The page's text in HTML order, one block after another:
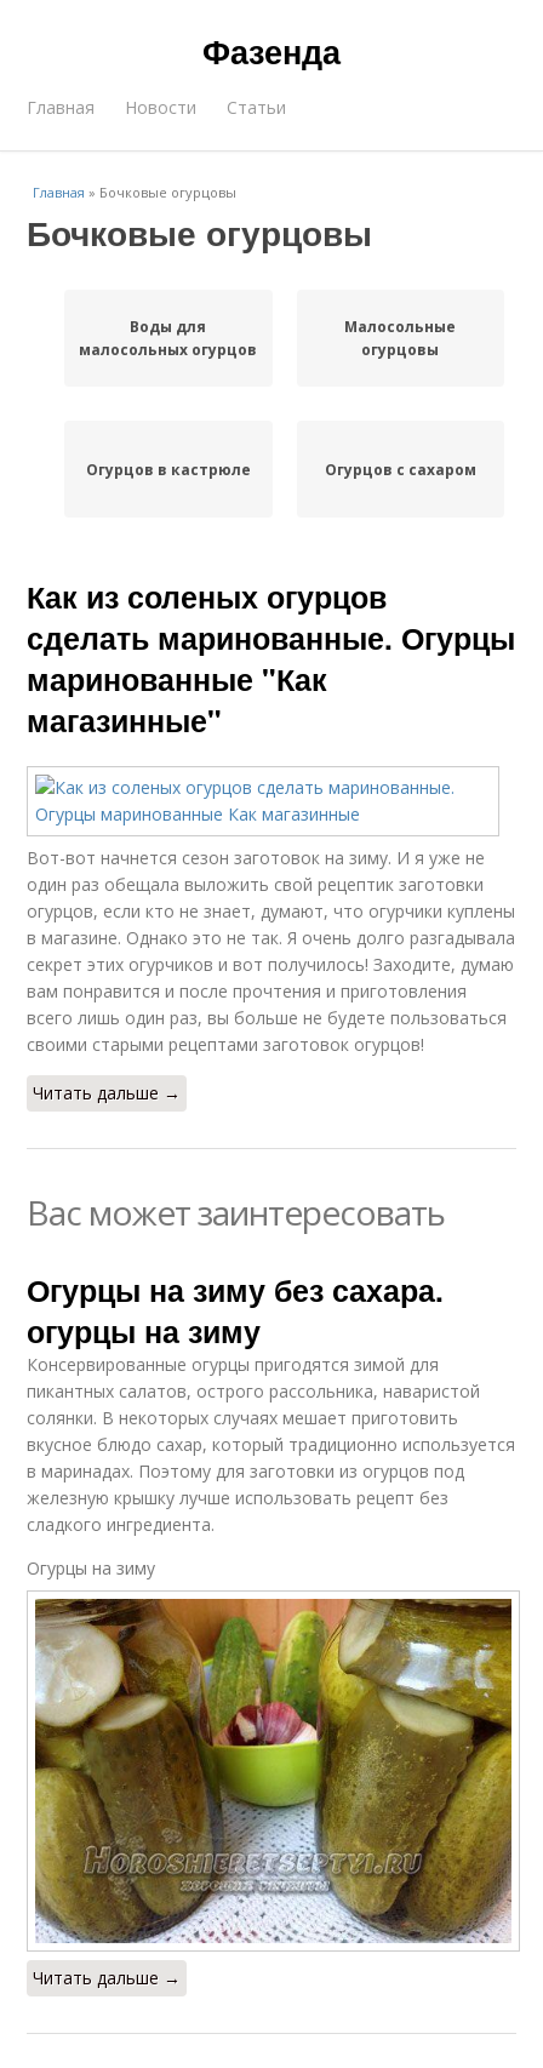
Фазенда
Главная Новости Статьи
Главная » Бочковые огурцовы
Бочковые огурцовы
Воды для
малосольных огурцов
Малосольные
огурцовы
Огурцов в кастрюле Огурцов с сахаром
Как из соленых огурцов
сделать маринованные. Огурцы
маринованные "Как
магазинные"
Вот-вот начнется сезон заготовок на зиму. И я уже не
один раз обещала выложить свой рецептик заготовки
огурцов, если кто не знает, думают, что огурчики куплены
в магазине. Однако это не так. Я очень долго разгадывала
секрет этих огурчиков и вот получилось! Заходите, думаю
вам понравится и после прочтения и приготовления
всего лишь один раз, вы больше не будете пользоваться
своими старыми рецептами заготовок огурцов!
Читать дальше →
Вас может заинтересовать
Огурцы на зиму без сахара.
огурцы на зиму
Консервированные огурцы пригодятся зимой для
пикантных салатов, острого рассольника, наваристой
солянки. В некоторых случаях мешает приготовить
вкусное блюдо сахар, который традиционно используется
в маринадах. Поэтому для заготовки из огурцов под
железную крышку лучше использовать рецепт без
сладкого ингредиента.
Огурцы на зиму
Читать дальше →